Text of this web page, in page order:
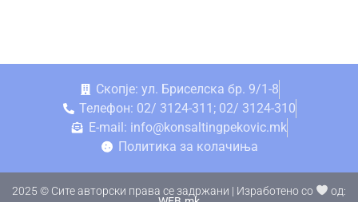
Скопје: ул. Бриселска бр. 9/1-8
Телефон: 02/ 3124-311; 02/ 3124-310
E-mail: info@konsaltingpekovic.mk
Политика за колачиња
2025 © Сите авторски права се задржани | Изработено со
од: